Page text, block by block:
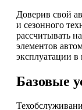
Доверив свой
и сезонного
рассчитывать
элементов
эксплуатации в
Базовые